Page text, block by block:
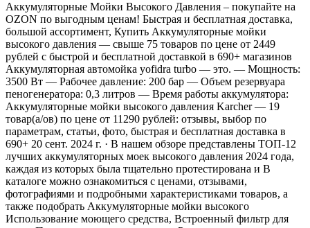
Аккумуляторные Мойки Высокого Давления – покупайте на
OZON по выгодным ценам! Быстрая и бесплатная доставка,
большой ассортимент, Купить Аккумуляторные мойки
высокого давления — свыше 75 товаров по цене от 2449
рублей с быстрой и бесплатной доставкой в 690+ магазинов
Аккумуляторная автомойка yofidra turbo — это. — Мощность:
3500 Вт — Рабочее давление: 200 бар — Объем резервуара
пеногенератора: 0,3 литров — Время работы аккумулятора:
Аккумуляторные мойки высокого давления Karcher — 19
товар(а/ов) по цене от 11290 рублей: отзывы, выбор по
параметрам, статьи, фото, быстрая и бесплатная доставка в
690+ 20 сент. 2024 г. · В нашем обзоре представлены ТОП-12
лучших аккумуляторных моек высокого давления 2024 года,
каждая из которых была тщательно протестирована и В
каталоге можно ознакомиться с ценами, отзывами,
фотографиями и подробными характеристиками товаров, а
также подобрать Аккумуляторные мойки высокого
Использование моющего средства, Встроенный фильтр для